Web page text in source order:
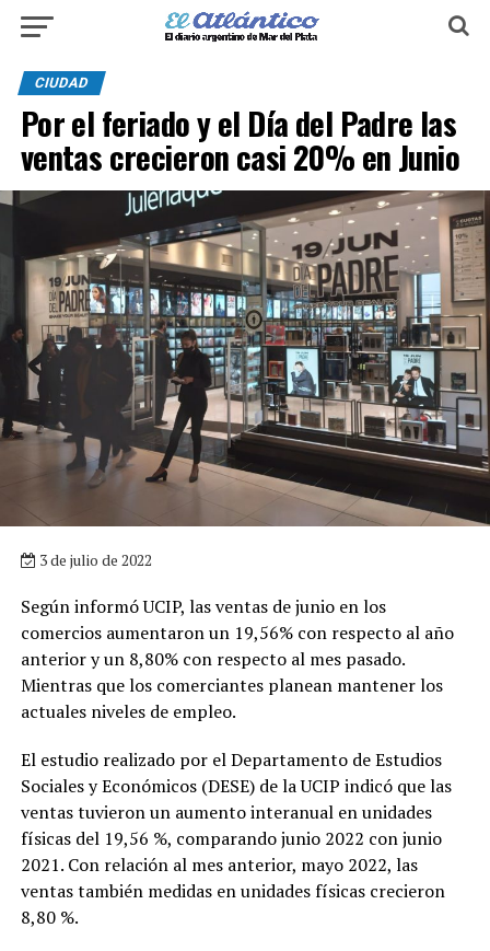
CIUDAD
Por el feriado y el Día del Padre las
ventas crecieron casi 20% en Junio
3 de julio de 2022
Según informó UCIP, las ventas de junio en los
comercios aumentaron un 19,56% con respecto al año
anterior y un 8,80% con respecto al mes pasado.
Mientras que los comerciantes planean mantener los
actuales niveles de empleo.
El estudio realizado por el Departamento de Estudios
Sociales y Económicos (DESE) de la UCIP indicó que las
ventas tuvieron un aumento interanual en unidades
físicas del 19,56 %, comparando junio 2022 con junio
2021. Con relación al mes anterior, mayo 2022, las
ventas también medidas en unidades físicas crecieron
8,80 %.